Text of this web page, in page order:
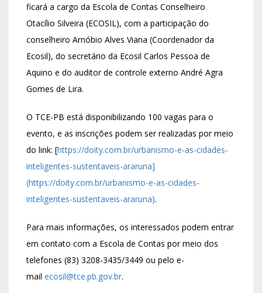
ficará a cargo da Escola de Contas Conselheiro
Otacílio Silveira (ECOSIL), com a participação do
conselheiro Arnóbio Alves Viana (Coordenador da
Ecosil), do secretário da Ecosil Carlos Pessoa de
Aquino e do auditor de controle externo André Agra
Gomes de Lira.
O TCE-PB está disponibilizando 100 vagas para o
evento, e as inscrições podem ser realizadas por meio
do link: [https://doity.com.br/urbanismo-e-as-cidades-
inteligentes-sustentaveis-araruna]
(https://doity.com.br/urbanismo-e-as-cidades-
inteligentes-sustentaveis-araruna).
Para mais informações, os interessados podem entrar
em contato com a Escola de Contas por meio dos
telefones (83) 3208-3435/3449 ou pelo e-
mail ecosil@tce.pb.gov.br.